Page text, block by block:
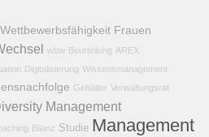
Wettbewerbsfähigkeit Frauen
wbw Beurteilung AREX
Digitalisierung Wissensmanagement
Gehälter Verwaltungsrat
Management
Bilanz Studie Management